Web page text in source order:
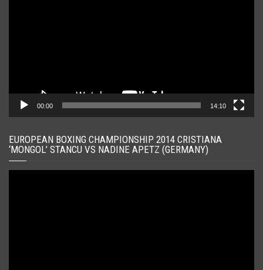
00:00 14:10
EUROPEAN BOXING CHAMPIONSHIP 2014 CRISTIANA
‘MONGOL’ STANCU VS NADINE APETZ (GERMANY)